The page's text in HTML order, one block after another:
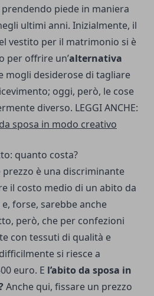
piede in maniera
ultimi anni. Inizialmente, il
vestito per il matrimonio si è
per offrire un’alternativa
mogli desiderose di tagliare
oggi, però, le cose
diverso. LEGGI ANCHE:
sposa in modo creativo
quanto costa?
è una discriminante
il costo medio di un abito da
forse, sarebbe anche
però, che per confezioni
con tessuti di qualità e
si riesce a
euro. E l’abito da sposa in
Anche qui, fissare un prezzo